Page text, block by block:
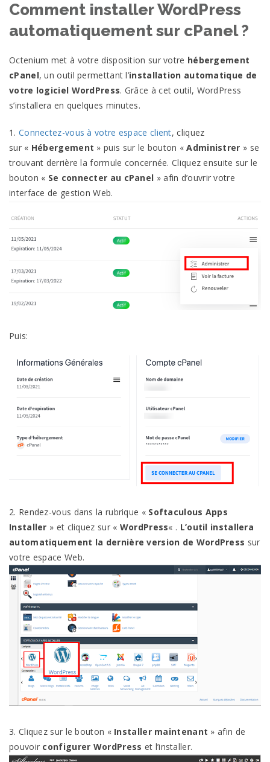
Comment installer WordPress
automatiquement sur cPanel ?
Octenium met à votre disposition sur votre hébergement
cPanel, un outil permettant l’installation automatique de
votre logiciel WordPress. Grâce à cet outil, WordPress
s’installera en quelques minutes.
1. Connectez-vous à votre espace client, cliquez
sur « Hébergement » puis sur le bouton «Administrer » se
trouvant derrière la formule concernée. Cliquez ensuite sur le
bouton « Se connecter au cPanel » afin d’ouvrir votre
interface de gestion Web.
Puis:
2. Rendez-vous dans la rubrique « Softaculous Apps
Installer » et cliquez sur « WordPress« . L’outil installera
automatiquement la dernière version de WordPress sur
votre espace Web.
3. Cliquez sur le bouton « Installer maintenant » afin de
pouvoir configurer WordPress et l’installer.